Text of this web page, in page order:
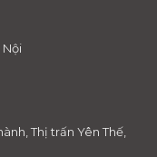
Nội
Thị trấn Yên Thế,